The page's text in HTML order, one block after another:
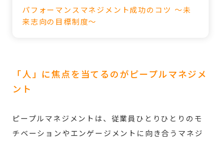
パフォーマンスマネジメント成功のコツ ～未
来志向の目標制度～
「人」に焦点を当てるのがピープルマネジメ
ント
ピープルマネジメントは、従業員ひとりひとりのモ
チベーションやエンゲージメントに向き合うマネジ